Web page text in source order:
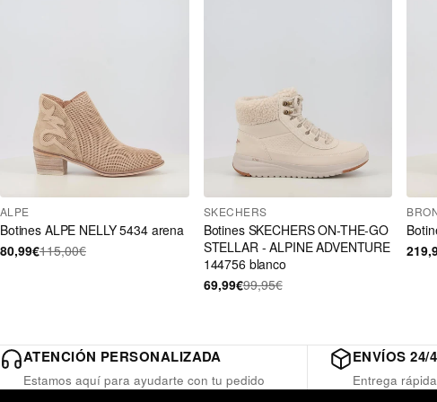
ALPE
Botines ALPE NELLY 5434 arena
80,99€115,00€
SKECHERS
Botines SKECHERS ON-THE-GO
STELLAR - ALPINE ADVENTURE
144756 blanco
69,99€99,95€
ATENCIÓN PERSONALIZADA
Estamos aquí para ayudarte con tu pedido
ENVÍOS 24/
Entrega